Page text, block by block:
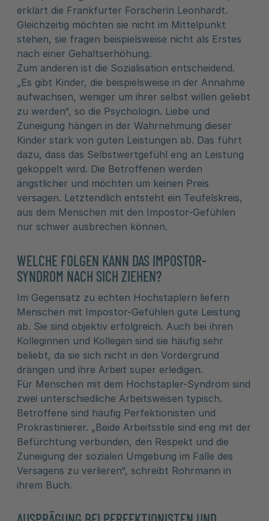
erklärt die Frankfurter Forscherin Leonhardt.
Gleichzeitig möchten sie nicht im Mittelpunkt
stehen, sie fragen beispielsweise nicht als Erstes
nach einer Gehaltserhöhung.
Zum anderen ist die Sozialisation entscheidend.
„Es gibt Kinder, die beispielsweise in der Annahme
aufwachsen, weniger um ihrer selbst willen geliebt
zu werden“, so die Psychologin. Liebe und
Zuneigung hängen in der Wahrnehmung dieser
Kinder stark von guten Leistungen ab. Das führt
dazu, dass das Selbstwertgefühl eng an Leistung
gekoppelt wird. Die Betroffenen werden
ängstlicher und möchten um keinen Preis
versagen. Letztendlich entsteht ein Teufelskreis,
aus dem Menschen mit den Impostor-Gefühlen
nur schwer ausbrechen können.
WELCHE FOLGEN KANN DAS IMPOSTOR-
SYNDROM NACH SICH ZIEHEN?
Im Gegensatz zu echten Hochstaplern liefern
Menschen mit Impostor-Gefühlen gute Leistung
ab. Sie sind objektiv erfolgreich. Auch bei ihren
Kolleginnen und Kollegen sind sie häufig sehr
beliebt, da sie sich nicht in den Vordergrund
drängen und ihre Arbeit super erledigen.
Für Menschen mit dem Hochstapler-Syndrom sind
zwei unterschiedliche Arbeitsweisen typisch.
Betroffene sind häufig Perfektionisten und
Prokrastinierer. „Beide Arbeitsstile sind eng mit der
Befürchtung verbunden, den Respekt und die
Zuneigung der sozialen Umgebung im Falle des
Versagens zu verlieren“, schreibt Rohrmann in
ihrem Buch.